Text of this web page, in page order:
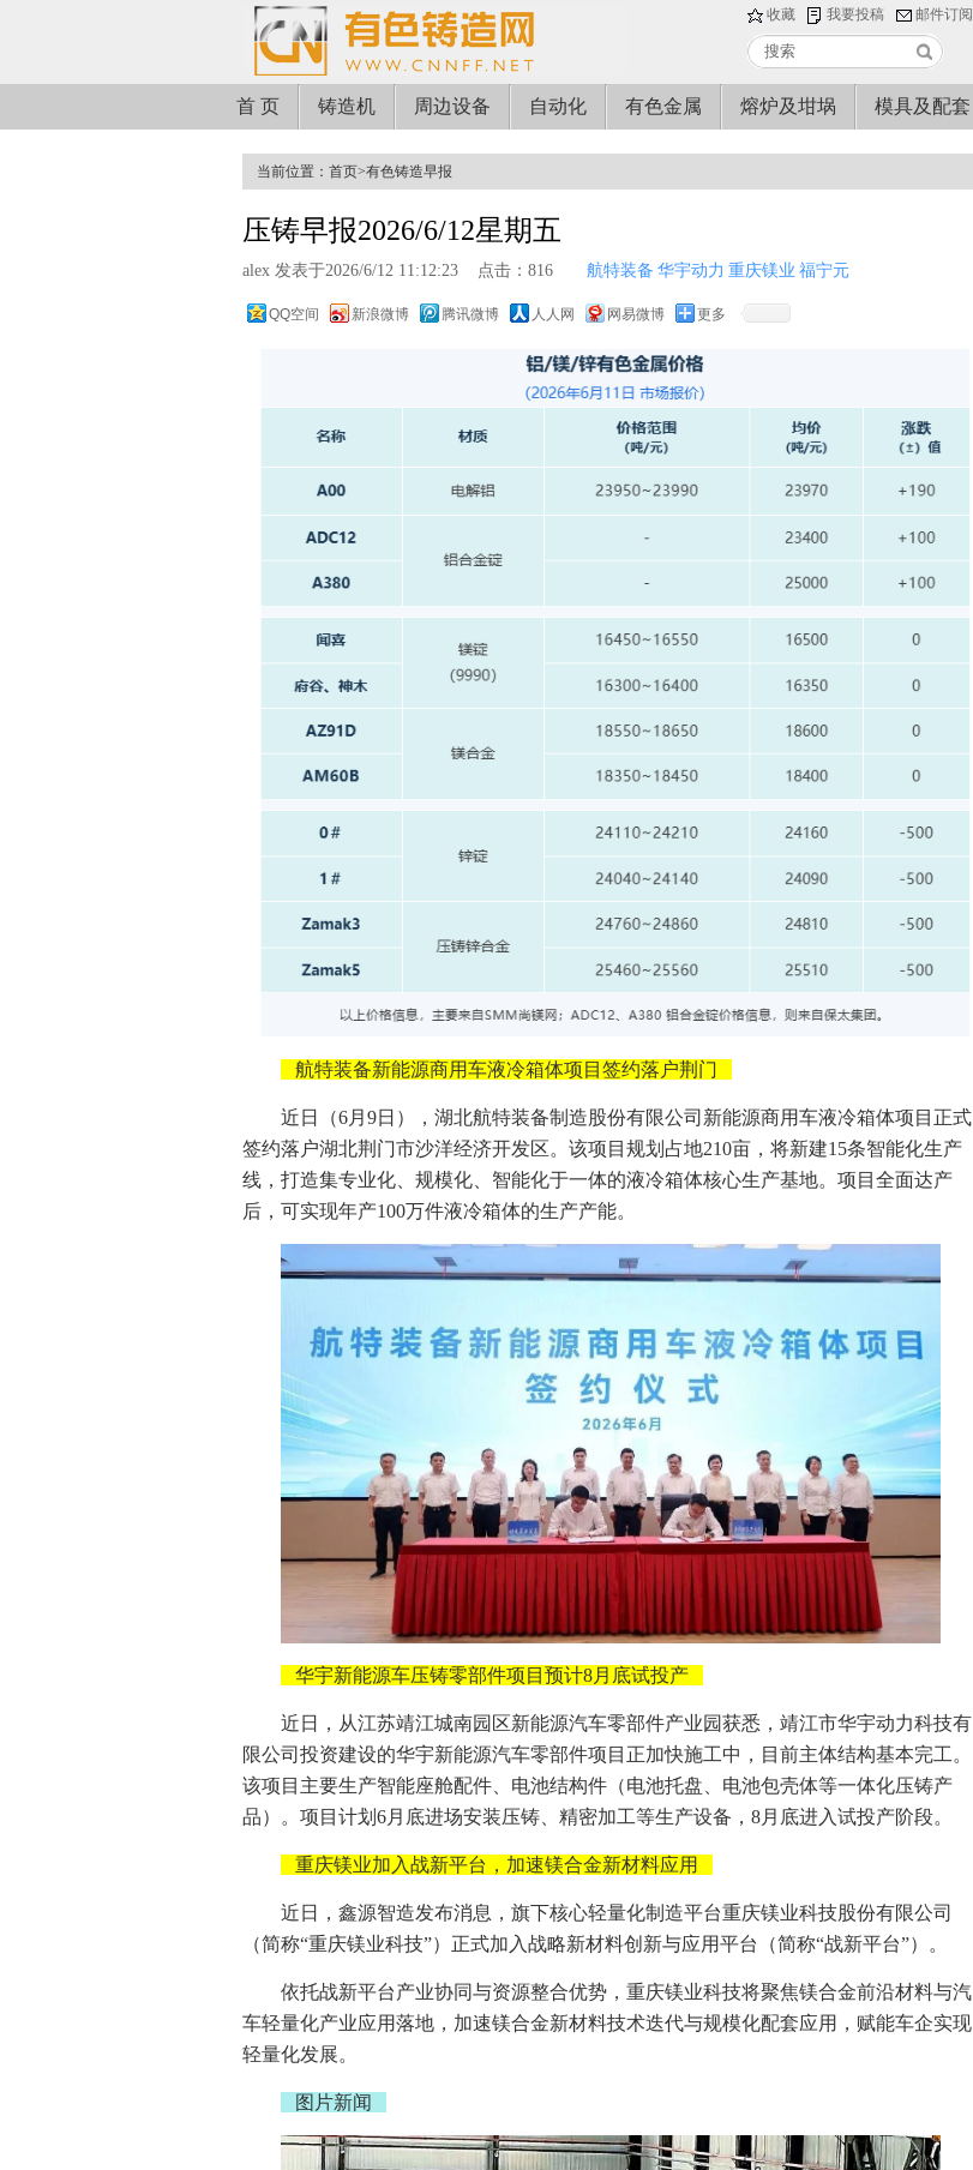
收藏 我要投稿 邮件订阅
首 页 铸造机 周边设备 自动化 有色金属 熔炉及坩埚 模具及配套
当前位置： 首页>有色铸造早报
压铸早报2026/6/12星期五
alex 发表于2026/6/12 11:12:23 点击：816 航特装备 华宇动力 重庆镁业 福宁元
QQ空间 新浪微博 腾讯微博 人人网 网易微博 更多
航特装备新能源商用车液冷箱体项目签约落户荆门
近日（6月9日），湖北航特装备制造股份有限公司新能源商用车液冷箱体项目正式
签约落户湖北荆门市沙洋经济开发区。该项目规划占地210亩，将新建15条智能化生产
线，打造集专业化、规模化、智能化于一体的液冷箱体核心生产基地。项目全面达产
后，可实现年产100万件液冷箱体的生产产能。
华宇新能源车压铸零部件项目预计8月底试投产
近日，从江苏靖江城南园区新能源汽车零部件产业园获悉，靖江市华宇动力科技有
限公司投资建设的华宇新能源汽车零部件项目正加快施工中，目前主体结构基本完工。
该项目主要生产智能座舱配件、电池结构件（电池托盘、电池包壳体等一体化压铸产
品）。项目计划6月底进场安装压铸、精密加工等生产设备，8月底进入试投产阶段。
重庆镁业加入战新平台，加速镁合金新材料应用
近日，鑫源智造发布消息，旗下核心轻量化制造平台重庆镁业科技股份有限公司
（简称“重庆镁业科技”）正式加入战略新材料创新与应用平台（简称“战新平台”）。
依托战新平台产业协同与资源整合优势，重庆镁业科技将聚焦镁合金前沿材料与汽
车轻量化产业应用落地，加速镁合金新材料技术迭代与规模化配套应用，赋能车企实现
轻量化发展。
图片新闻